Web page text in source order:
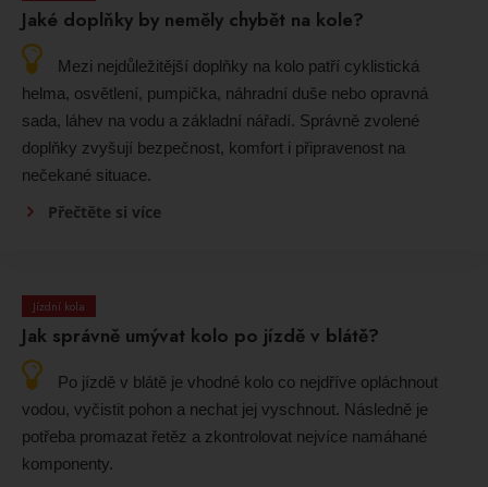
Jaké doplňky by neměly chybět na kole?
Mezi nejdůležitější doplňky na kolo patří cyklistická
helma, osvětlení, pumpička, náhradní duše nebo opravná
sada, láhev na vodu a základní nářadí. Správně zvolené
doplňky zvyšují bezpečnost, komfort i připravenost na
nečekané situace.
Přečtěte si více
Jízdní kola
Jak správně umývat kolo po jízdě v blátě?
Po jízdě v blátě je vhodné kolo co nejdříve opláchnout
vodou, vyčistit pohon a nechat jej vyschnout. Následně je
potřeba promazat řetěz a zkontrolovat nejvíce namáhané
komponenty.